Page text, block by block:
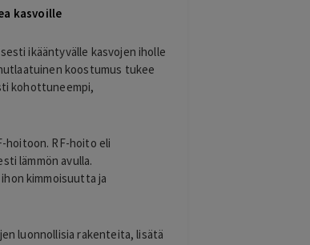
kasvoille
ikääntyvälle kasvojen iholle
koostumus tukee
kohottuneempi,
hoitoon. RF-hoito eli
lämmön avulla.
kimmoisuutta ja
luonnollisia rakenteita, lisätä